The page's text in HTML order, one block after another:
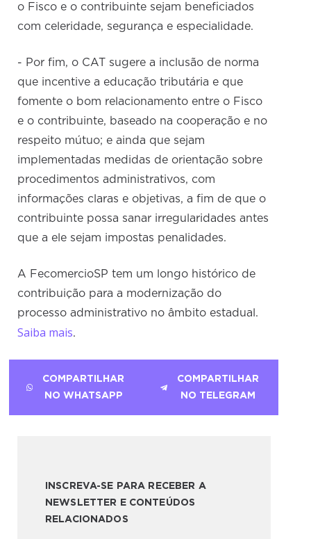
o Fisco e o contribuinte sejam beneficiados
com celeridade, segurança e especialidade.
- Por fim, o CAT sugere a inclusão de norma
que incentive a educação tributária e que
fomente o bom relacionamento entre o Fisco
e o contribuinte, baseado na cooperação e no
respeito mútuo; e ainda que sejam
implementadas medidas de orientação sobre
procedimentos administrativos, com
informações claras e objetivas, a fim de que o
contribuinte possa sanar irregularidades antes
que a ele sejam impostas penalidades.
A FecomercioSP tem um longo histórico de
contribuição para a modernização do
processo administrativo no âmbito estadual.
Saiba mais.
COMPARTILHAR
NO WHATSAPP
COMPARTILHAR
NO TELEGRAM
INSCREVA-SE PARA RECEBER A
NEWSLETTER E CONTEÚDOS
RELACIONADOS